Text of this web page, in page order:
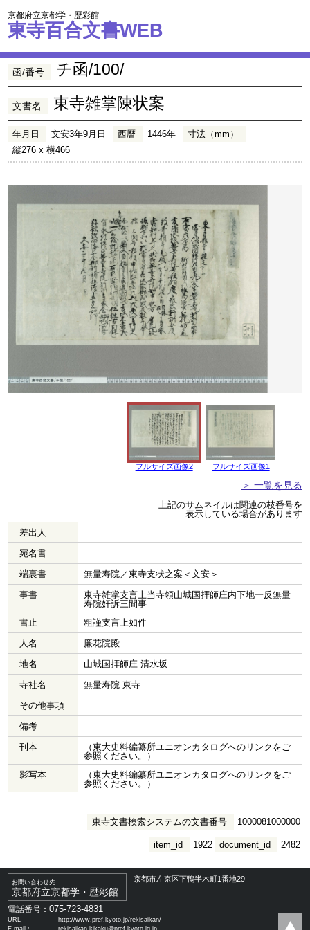
京都府立京都学・歴彩館
東寺百合文書WEB
函/番号 チ函/100/
文書名 東寺雑掌陳状案
年月日 文安3年9月日 西暦 1446年
寸法（mm）
縦276 x 横466
フルサイズ画像2 フルサイズ画像1
＞ 一覧を見る
上記のサムネイルは関連の枝番号を
表示している場合があります
差出人
宛名書
端裏書
無量寿院／東寺支状之案＜文安＞
事書
東寺雑掌支言上当寺領山城国拝師庄内下地一反無量
寿院奸訴三間事
書止
粗謹支言上如件
人名
廉花院殿
地名
山城国拝師庄 清水坂
寺社名
無量寿院 東寺
その他事項
備考
刊本
（東大史料編纂所ユニオンカタログへのリンクをご
参照ください。）
影写本
（東大史料編纂所ユニオンカタログへのリンクをご
参照ください。）
東寺文書検索システムの文書番号 1000081000000
document_id 2482
item_id 1922
お問い合わせ先
京都府立京都学・歴彩館
京都市左京区下鴨半木町1番地29
電話番号：075-723-4831
URL ：
http://www.pref.kyoto.jp/rekisaikan/
E-mail：
rekisaikan-kikaku@pref.kyoto.lg.jp